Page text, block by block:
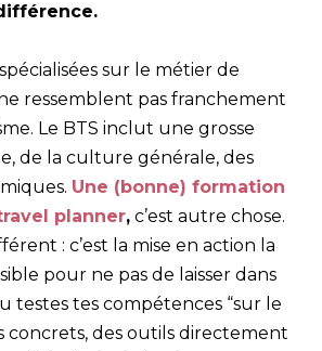
sur le métier de
ressemblent pas franchement
Le BTS inclut une grosse
de la culture générale, des
Une (bonne) formation
planner, c’est autre chose.
: c’est la mise en action la
pour ne pas de laisser dans
testes tes compétences “sur le
concrets, des outils directement